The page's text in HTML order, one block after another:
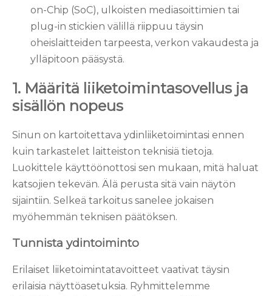
on-Chip (SoC), ulkoisten mediasoittimien tai
plug-in stickien välillä riippuu täysin
oheislaitteiden tarpeesta, verkon vakaudesta ja
ylläpitoon pääsystä.
1. Määritä liiketoimintasovellus ja
sisällön nopeus
Sinun on kartoitettava ydinliiketoimintasi ennen
kuin tarkastelet laitteiston teknisiä tietoja.
Luokittele käyttöönottosi sen mukaan, mitä haluat
katsojien tekevän. Älä perusta sitä vain näytön
sijaintiin. Selkeä tarkoitus sanelee jokaisen
myöhemmän teknisen päätöksen.
Tunnista ydintoiminto
Erilaiset liiketoimintatavoitteet vaativat täysin
erilaisia ​​näyttöasetuksia. Ryhmittelemme